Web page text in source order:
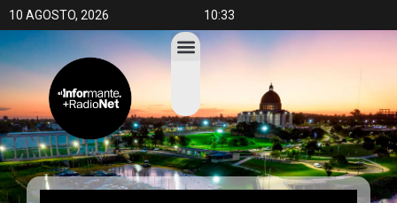
10 AGOSTO, 2026 10:33